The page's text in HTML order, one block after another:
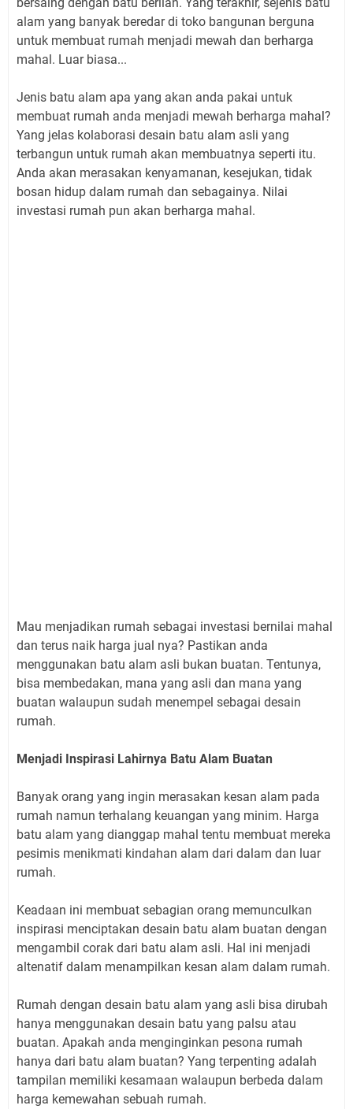
alam yang banyak beredar di toko bangunan berguna
untuk membuat rumah menjadi mewah dan berharga
mahal. Luar biasa...
Jenis batu alam apa yang akan anda pakai untuk
membuat rumah anda menjadi mewah berharga mahal?
Yang jelas kolaborasi desain batu alam asli yang
terbangun untuk rumah akan membuatnya seperti itu.
Anda akan merasakan kenyamanan, kesejukan, tidak
bosan hidup dalam rumah dan sebagainya. Nilai
investasi rumah pun akan berharga mahal.
Mau menjadikan rumah sebagai investasi bernilai mahal
dan terus naik harga jual nya? Pastikan anda
menggunakan batu alam asli bukan buatan. Tentunya,
bisa membedakan, mana yang asli dan mana yang
buatan walaupun sudah menempel sebagai desain
rumah.
Menjadi Inspirasi Lahirnya Batu Alam Buatan
Banyak orang yang ingin merasakan kesan alam pada
rumah namun terhalang keuangan yang minim. Harga
batu alam yang dianggap mahal tentu membuat mereka
pesimis menikmati kindahan alam dari dalam dan luar
rumah.
Keadaan ini membuat sebagian orang memunculkan
inspirasi menciptakan desain batu alam buatan dengan
mengambil corak dari batu alam asli. Hal ini menjadi
altenatif dalam menampilkan kesan alam dalam rumah.
Rumah dengan desain batu alam yang asli bisa dirubah
hanya menggunakan desain batu yang palsu atau
buatan. Apakah anda menginginkan pesona rumah
hanya dari batu alam buatan? Yang terpenting adalah
tampilan memiliki kesamaan walaupun berbeda dalam
harga kemewahan sebuah rumah.